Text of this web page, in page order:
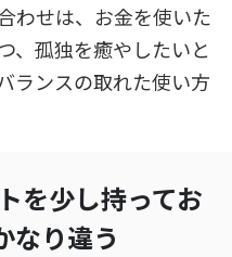
わせは、お金を使いた
、孤独を癒やしたいと
ランスの取れた使い方
を少し持ってお
なり違う